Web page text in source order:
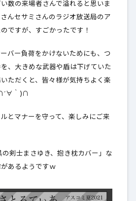
数の来場者さんで溢れると思いま
んセサミさんのラジオ放送局のア
のですが、すごかったです！
バー負荷をかけないためにも、つ
、大きめな武器や盾は下げていた
ただくと、皆々様が気持ちよく楽
｀)∩
とマナーを守って 、楽しみにご来
の剣士まさゆき、抱き枕カバー」な
があるようですｗ